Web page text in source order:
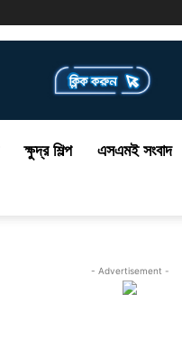
ক্ষুদ্র শিল্প এসএমই সংবাদ
- Advertisement -